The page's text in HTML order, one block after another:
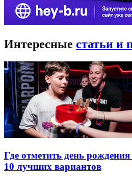
Интересные статьи и
Где отметить день
10 лучших вариантов